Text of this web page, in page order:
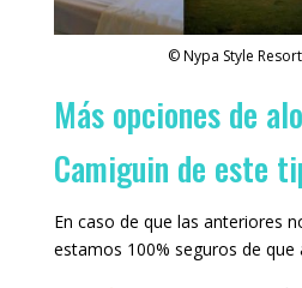
© Nypa Style
Más opciones de
Camiguin de este
En caso de que las anteriores
estamos 100% seguros de que